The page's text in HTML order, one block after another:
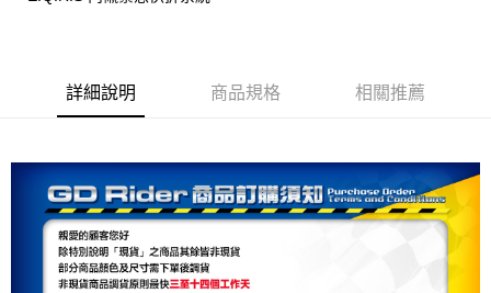
帳／街口支付／iPASS MONEY」等通路繳費。
用戶於交易時，得透過本服務購買商品或服務，並由商店將買賣／分期付款
買賣價金債權讓與本公司後，依約使用本公司帳單繳交帳款。
2.基於同意付款使用「大哥付你分期」之契約關係目的，商店將以您的個人
資料（包含姓名、電話或地址）提供予台灣大哥大進項蒐集、處理及利用，
由本公司與您本人進行分期帳單所需資料之確認、核對及更正。
3.完整用戶服務條款，請詳閱以下連結：
３．安心：先確認商品／服務後，再付款。
結帳頁面，進行簡訊認證並確認金額後，即可完成結帳。
※ 請注意：結帳手續完成當下不需立刻繳費，但若您需要取消訂單，請聯絡
購買商品的店家。未經商家同意取消之訂單仍視為有效，需透過AFTEE先享
後付繳納相關費用。
※ 交易是否成功請以「AFTEE先享後付 」之結帳頁面顯示為準，若有關於
是否繳費成功／繳費後需取消欲退款等相關疑問，請聯繫「AFTEE先享後付
客戶支援中心」https://netprotections.freshdesk.com/support/home
詳細說明 商品規格 相關推薦